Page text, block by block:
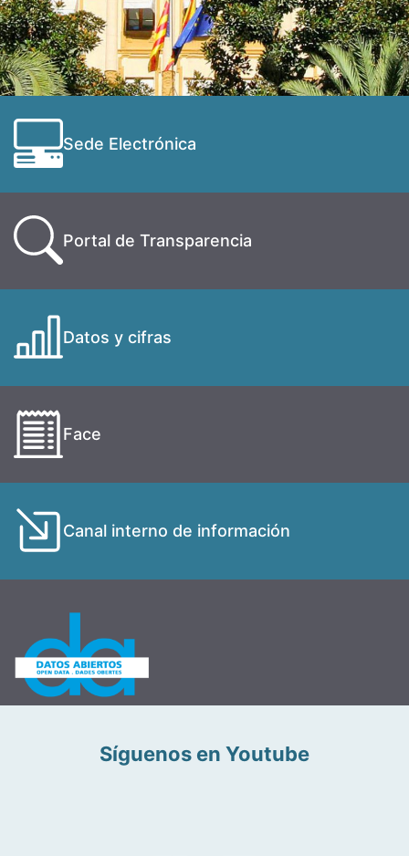
Sede Electrónica
Portal de Transparencia
Datos y cifras
Face
Canal interno de información
Síguenos en Youtube